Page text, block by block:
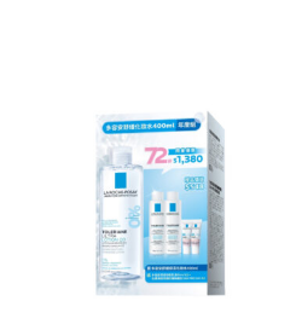
始
價
格：
NT$
前
價
格：
NT$